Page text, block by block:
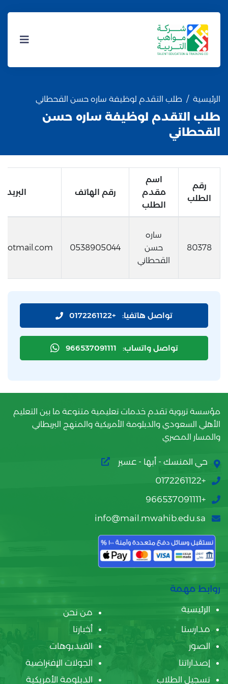
الرئيسية طلب التقدم لوظيفة ساره حسن القحطاني
طلب التقدم لوظيفة ساره حسن
القحطاني
رقم
الطلب
اسم
مقدم
الطلب
رقم الهاتف البريد
80378
ساره
حسن
القحطاني
0538905044
تواصل هاتفيا: +0172261122
تواصل واتساب: 966537091111
مؤسسة تربوية تقدم خدمات تعليمية متنوعة ما بين التعليم
الأهلي السعودي والدبلومة الأمريكية والمنهج البريطاني
والمسار المصري
حي المنسك - أبها - عسير
+0172261122
+966537091111
info@mail.mwahib.edu.sa
روابط مهمة
الرئيسية
من نحن
مدارسنا
أخبارنا
الصور
الفيديوهات
إصداراتنا
الجولات الإفتراضية
تسجيل الطلاب
الدبلومة الأمريكية